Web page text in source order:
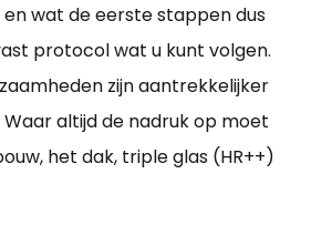
wat de eerste stappen dus
protocol wat u kunt volgen.
zijn aantrekkelijker
altijd de nadruk op moet
het dak, triple glas (HR++)